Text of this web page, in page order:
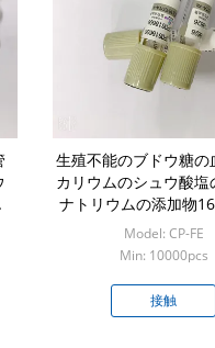
生殖不能のブドウ糖の
カリウムのシュウ酸塩
ナトリウムの添加物
Model: CP-FE
Min: 10000pcs
接触